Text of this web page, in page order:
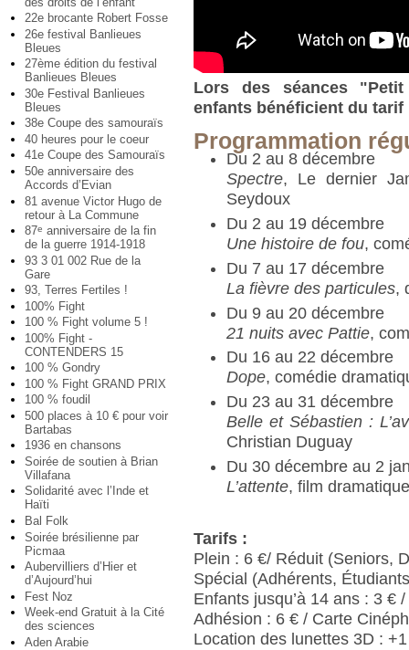
22e brocante Robert Fosse
26e festival Banlieues
Bleues
27ème édition du festival
Banlieues Bleues
30e Festival Banlieues
Bleues
38e Coupe des samouraïs
40 heures pour le coeur
41e Coupe des Samouraïs
50e anniversaire des
Accords d’Evian
81 avenue Victor Hugo de
retour à La Commune
87e anniversaire de la fin
de la guerre 1914-1918
93 3 01 002 Rue de la
Gare
93, Terres Fertiles !
100% Fight
100 % Fight volume 5 !
100% Fight -
CONTENDERS 15
100 % Gondry
100 % Fight GRAND PRIX
100 % foudil
500 places à 10 € pour voir
Bartabas
1936 en chansons
Soirée de soutien à Brian
Villafana
Solidarité avec l’Inde et
Haïti
Bal Folk
Soirée brésilienne par
Picmaa
Aubervilliers d’Hier et
d’Aujourd’hui
Fest Noz
Week-end Gratuit à la Cité
des sciences
Aden Arabie
Lors des séances
enfants bénéficient du tarif
Programmation
Du 2 au 8 décembre
Spectre, Le dernier
Seydoux
Du 2 au 19 décembre
Une histoire de fou,
Du 7 au 17 décembre
La fièvre des particules,
Du 9 au 20 décembre
21 nuits avec Pattie,
Du 16 au 22 décembre
Dope, comédie
Du 23 au 31 décembre
Belle et Sébastien :
Christian Duguay
Du 30 décembre au 2
L’attente, film
Tarifs :
Plein : 6 €/ Réduit (Seniors,
Spécial (Adhérents,
Enfants jusqu’à 14 ans : 3 €
Adhésion : 6 € / Carte
Location des lunettes 3D :